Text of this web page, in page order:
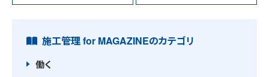
施工管理 for MAGAZINEのカテゴリ
働く